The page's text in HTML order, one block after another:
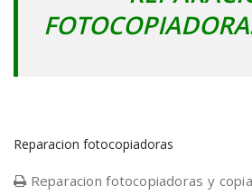
Reparacion fotocopiadoras
Reparacion fotocopiadoras y